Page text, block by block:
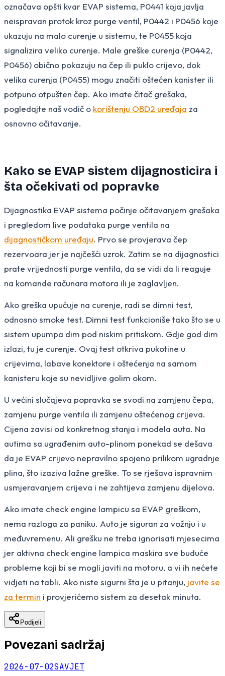
označava opšti kvar EVAP sistema, P0441 koja javlja
neispravan protok kroz purge ventil, P0442 i P0456 koje
ukazuju na malo curenje u sistemu, te P0455 koja
signalizira veliko curenje. Male greške curenja (P0442,
P0456) obično pokazuju na čep ili puklo crijevo, dok
velika curenja (P0455) mogu značiti oštećen kanister ili
potpuno otpušten čep. Ako imate čitač grešaka,
pogledajte naš vodič o korištenju OBD2 uređaja za
osnovno očitavanje.
Kako se EVAP sistem dijagnosticira i
šta očekivati od popravke
Dijagnostika EVAP sistema počinje očitavanjem grešaka
i pregledom live podataka purge ventila na
dijagnostičkom uređaju. Prvo se provjerava čep
rezervoara jer je najčešći uzrok. Zatim se na dijagnostici
prate vrijednosti purge ventila, da se vidi da li reaguje
na komande računara motora ili je zaglavljen.
Ako greška upućuje na curenje, radi se dimni test,
odnosno smoke test. Dimni test funkcioniše tako što se u
sistem upumpa dim pod niskim pritiskom. Gdje god dim
izlazi, tu je curenje. Ovaj test otkriva pukotine u
crijevima, labave konektore i oštećenja na samom
kanisteru koje su nevidljive golim okom.
U većini slučajeva popravka se svodi na zamjenu čepa,
zamjenu purge ventila ili zamjenu oštećenog crijeva.
Cijena zavisi od konkretnog stanja i modela auta. Na
autima sa ugrađenim auto-plinom ponekad se dešava
da je EVAP crijevo nepravilno spojeno prilikom ugradnje
plina, što izaziva lažne greške. To se rješava ispravnim
usmjeravanjem crijeva i ne zahtijeva zamjenu dijelova.
Ako imate check engine lampicu sa EVAP greškom,
nema razloga za paniku. Auto je siguran za vožnju i u
međuvremenu. Ali grešku ne treba ignorisati mjesecima
jer aktivna check engine lampica maskira sve buduće
probleme koji bi se mogli javiti na motoru, a vi ih nećete
vidjeti na tabli. Ako niste sigurni šta je u pitanju, javite se
za termin i provjerićemo sistem za desetak minuta.
Podijeli
Povezani sadržaj
2026-07-02SAVJET